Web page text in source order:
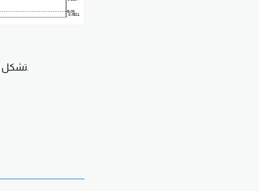
تشكل نموذج عروة وكوب مستهدفات الزوج حول 118.05 نفضل اي سلوك بيعي للدخول بيع مع الزوج.